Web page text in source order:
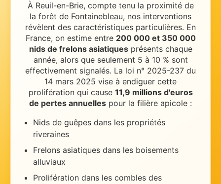
À Reuil-en-Brie, compte tenu la proximité de
la forêt de Fontainebleau, nos interventions
révèlent des caractéristiques particulières. En
France, on estime entre 200 000 et 350 000
nids de frelons asiatiques présents chaque
année, alors que seulement 5 à 10 % sont
effectivement signalés. La loi n° 2025-237 du
14 mars 2025 vise à endiguer cette
prolifération qui cause 11,9 millions d'euros
de pertes annuelles pour la filière apicole :
Nids de guêpes dans les propriétés
riveraines
Frelons asiatiques dans les boisements
alluviaux
Prolifération dans les combles des